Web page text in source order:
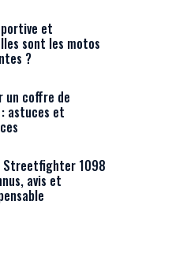
et
sont les motos
?
un coffre de
astuces et
Streetfighter 1098
avis et